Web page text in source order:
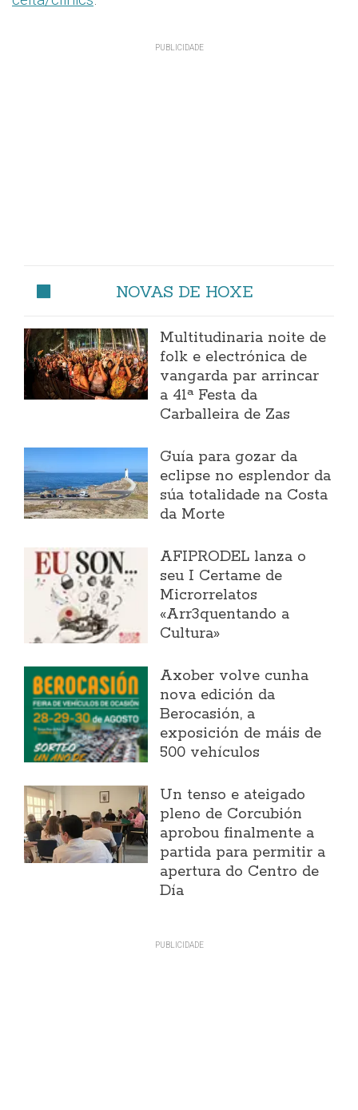
NOVAS DE HOXE
Multitudinaria noite de
folk e electrónica de
vangarda par arrincar
a 41ª Festa da
Carballeira de Zas
Guía para gozar da
eclipse no esplendor da
súa totalidade na Costa
da Morte
AFIPRODEL lanza o
seu I Certame de
Microrrelatos
«Arr3quentando a
Cultura»
Axober volve cunha
nova edición da
Berocasión, a
exposición de máis de
500 vehículos
Un tenso e ateigado
pleno de Corcubión
aprobou finalmente a
partida para permitir a
apertura do Centro de
Día